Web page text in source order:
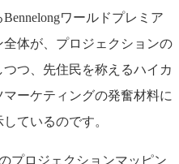
ワールドプレミア
体が、プロジェクションの
つ、先住民を称えるハイカ
ーケティングの発奮材料に
ているのです。
プロジェクションマッピン